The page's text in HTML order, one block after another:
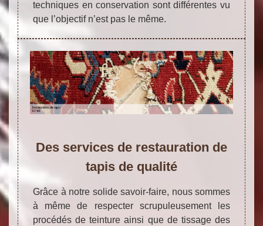
techniques en conservation sont différentes vu
que l’objectif n’est pas le même.
Des services de restauration de
tapis de qualité
Grâce à notre solide savoir-faire, nous sommes
à même de respecter scrupuleusement les
procédés de teinture ainsi que de tissage des